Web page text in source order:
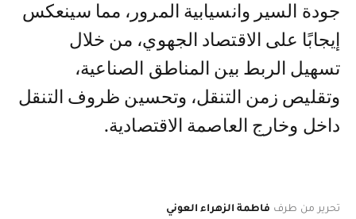
جودة السير وانسيابية المرور، مما سينعكس
إيجابًا على الاقتصاد الجهوي، من خلال
تسهيل الربط بين المناطق الصناعية،
وتقليص زمن التنقل، وتحسين ظروف التنقل
داخل وخارج العاصمة الاقتصادية.
تحرير من طرف فاطمة الزهراء العوني